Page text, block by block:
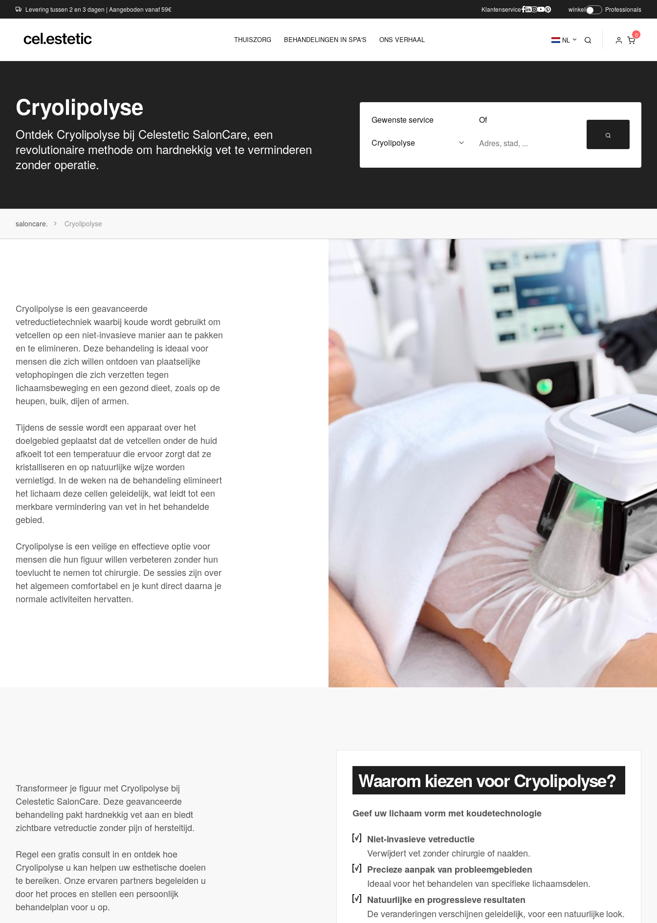
Levering tussen 2 en 3 dagen | Aangeboden vanaf 59€ Klantenservice winkel Professionals
THUISZORG BEHANDELINGEN IN SPA'S ONS VERHAAL NL
Cryolipolyse
Ontdek Cryolipolyse bij Celestetic SalonCare, een
revolutionaire methode om hardnekkig vet te verminderen
zonder operatie.
Gewenste service Of
saloncare. Cryolipolyse
Cryolipolyse is een geavanceerde
vetreductietechniek waarbij koude wordt gebruikt om
vetcellen op een niet-invasieve manier aan te pakken
en te elimineren. Deze behandeling is ideaal voor
mensen die zich willen ontdoen van plaatselijke
vetophopingen die zich verzetten tegen
lichaamsbeweging en een gezond dieet, zoals op de
heupen, buik, dijen of armen.
Tijdens de sessie wordt een apparaat over het
doelgebied geplaatst dat de vetcellen onder de huid
afkoelt tot een temperatuur die ervoor zorgt dat ze
kristalliseren en op natuurlijke wijze worden
vernietigd. In de weken na de behandeling elimineert
het lichaam deze cellen geleidelijk, wat leidt tot een
merkbare vermindering van vet in het behandelde
gebied.
Cryolipolyse is een veilige en effectieve optie voor
mensen die hun figuur willen verbeteren zonder hun
toevlucht te nemen tot chirurgie. De sessies zijn over
het algemeen comfortabel en je kunt direct daarna je
normale activiteiten hervatten.
Transformeer je figuur met Cryolipolyse bij
Celestetic SalonCare. Deze geavanceerde
behandeling pakt hardnekkig vet aan en biedt
zichtbare vetreductie zonder pijn of hersteltijd.
Regel een gratis consult in en ontdek hoe
Cryolipolyse u kan helpen uw esthetische doelen
te bereiken. Onze ervaren partners begeleiden u
door het proces en stellen een persoonlijk
behandelplan voor u op.
Waarom kiezen voor Cryolipolyse?
Geef uw lichaam vorm met koudetechnologie
Niet-invasieve vetreductie
Verwijdert vet zonder chirurgie of naalden.
Precieze aanpak van probleemgebieden
Ideaal voor het behandelen van specifieke lichaamsdelen.
Natuurlijke en progressieve resultaten
De veranderingen verschijnen geleidelijk, voor een natuurlijke look.